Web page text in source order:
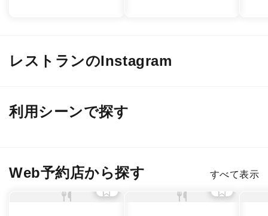
レストランのInstagram
@ mill_ceppi @ mill_ceppi
利用シーンで探す
Web予約店から探す すべて表示